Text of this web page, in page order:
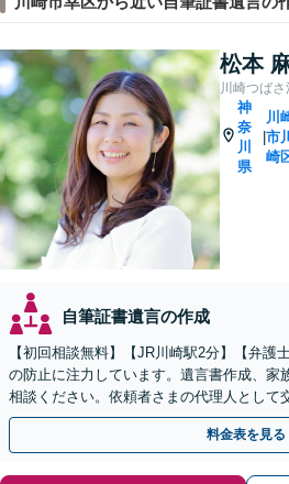
松本
川崎つば
神
奈
川
県
|
川
市川
崎
自筆証書遺言の作成
【初回相談無料】【JR川崎駅2分】【弁護
の防止に注力しています。遺言書作成、家
相談ください。依頼者さまの代理人として
【土日祝対応可】
料金表を見る